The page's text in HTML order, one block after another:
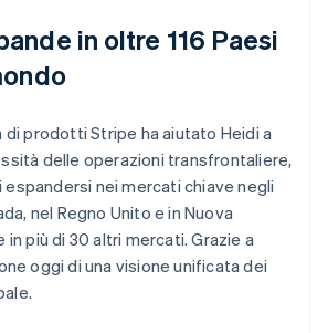
in oltre 116 Paesi
prodotti Stripe ha aiutato Heidi a
delle operazioni transfrontaliere,
nei mercati chiave negli
nel Regno Unito e in Nuova
in più di 30 altri mercati. Grazie a
oggi di una visione unificata dei